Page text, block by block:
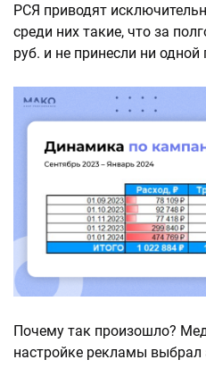
РСЯ приводят
среди них такие, что за
руб. и не принесли ни
Почему так произошло?
настройке рекламы выбрал